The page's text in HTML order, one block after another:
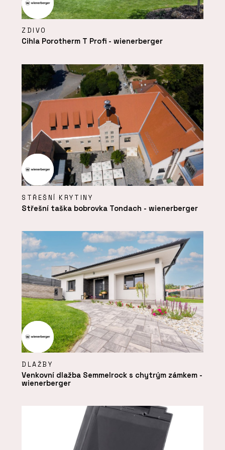
ZDIVO
Cihla Porotherm T Profi - wienerberger
STŘEŠNÍ KRYTINY
Střešní taška bobrovka Tondach - wienerberger
DLAŽBY
Venkovní dlažba Semmelrock s chytrým zámkem -
wienerberger